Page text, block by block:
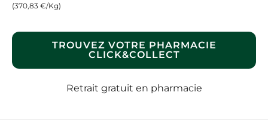
(370,83 €/Kg)
TROUVEZ VOTRE PHARMACIE
CLICK&COLLECT
Retrait gratuit en pharmacie